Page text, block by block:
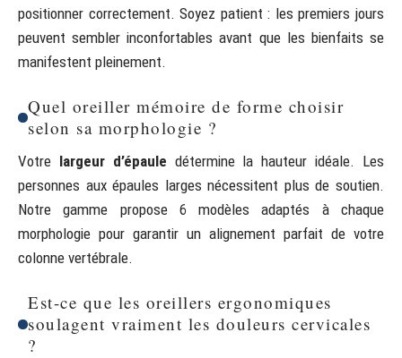
positionner correctement. Soyez patient : les premiers jours
peuvent sembler inconfortables avant que les bienfaits se
manifestent pleinement.
Quel oreiller mémoire de forme choisir
selon sa morphologie ?
Votre largeur d’épaule détermine la hauteur idéale. Les
personnes aux épaules larges nécessitent plus de soutien.
Notre gamme propose 6 modèles adaptés à chaque
morphologie pour garantir un alignement parfait de votre
colonne vertébrale.
Est-ce que les oreillers ergonomiques
soulagent vraiment les douleurs cervicales
?